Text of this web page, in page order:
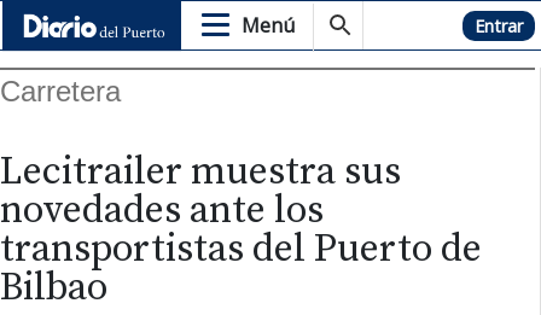
Menú Hemeroteca Entrar
Carretera
Lecitrailer muestra sus
novedades ante los
transportistas del Puerto de
Bilbao